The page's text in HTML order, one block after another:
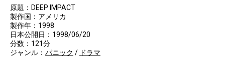
原題：DEEP IMPACT
製作国：アメリカ
製作年：1998
日本公開日：1998/06/20
分数：121分
ジャンル： パニック / ドラマ